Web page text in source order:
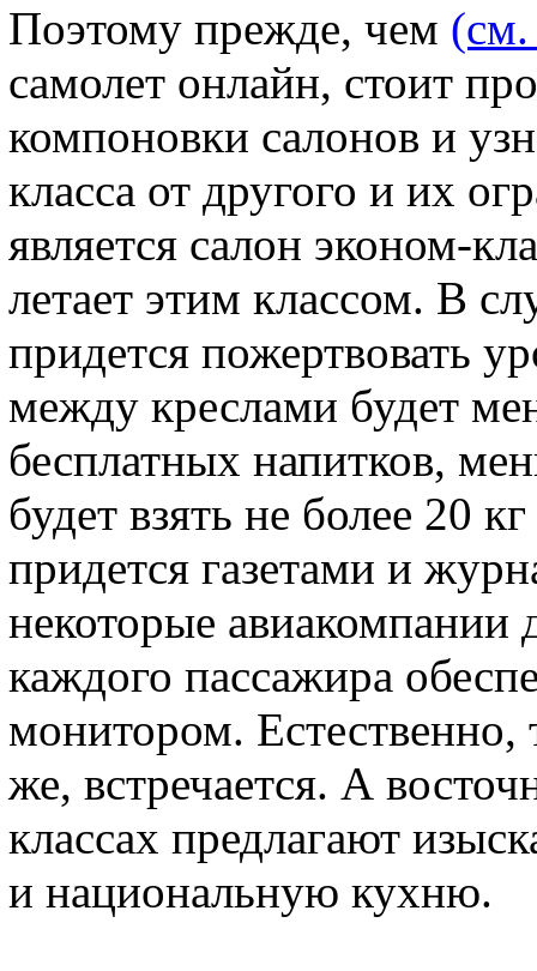
Поэтому прежде, чем (см.
самолет онлайн, стоит
компоновки салонов и
класса от другого и их
является салон эконом-
летает этим классом. В
придется пожертвовать
между креслами будет
бесплатных напитков,
будет взять не более 20
придется газетами и
некоторые авиакомпании
каждого пассажира
монитором. Естественно,
же, встречается. А
классах предлагают
и национальную кухню.